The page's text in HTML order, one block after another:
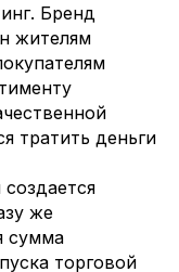
Бренд
жителям
тратить деньги
же
сумма
торговой